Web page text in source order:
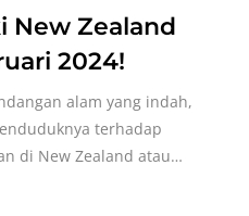
New Zealand
2024!
alam yang indah,
terhadap
di New Zealand atau